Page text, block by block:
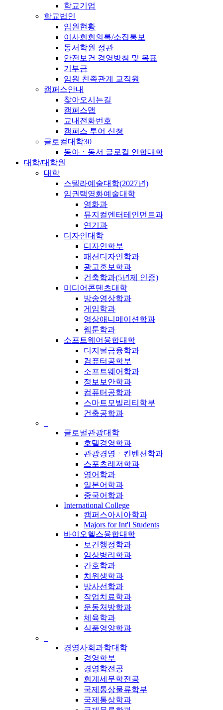
학교기업
학교법인
임원현황
이사회회의록/소집통보
동서학원 정관
안전보건 경영방침 및 목표
기부금
임원 친족관계 교직원
캠퍼스안내
찾아오시는길
캠퍼스맵
교내전화번호
캠퍼스 투어 신청
글로컬대학30
동아ㆍ동서 글로컬 연합대학
대학/대학원
대학
스텔라예술대학(2027년)
임권택영화예술대학
영화과
뮤지컬엔터테인먼트과
연기과
디자인대학
디자인학부
패션디자인학과
광고홍보학과
건축학과(5년제 인증)
미디어콘텐츠대학
방송영상학과
게임학과
영상애니메이션학과
웹툰학과
소프트웨어융합대학
디지털금융학과
컴퓨터공학부
소프트웨어학과
정보보안학과
컴퓨터공학과
스마트모빌리티학부
건축공학과
글로벌관광대학
호텔경영학과
관광경영ㆍ컨벤션학과
스포츠레저학과
영어학과
일본어학과
중국어학과
International College
캠퍼스아시아학과
Majors for Int'l Students
바이오헬스융합대학
보건행정학과
임상병리학과
간호학과
치위생학과
방사선학과
작업치료학과
운동처방학과
체육학과
식품영양학과
경영사회과학대학
경영학부
경영학전공
회계세무학전공
국제통상물류학부
국제통상학과